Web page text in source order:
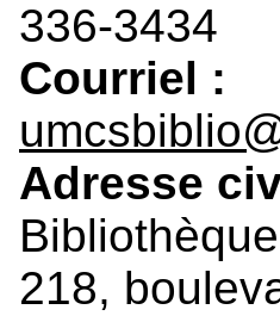
336-3434
Courriel :
Adresse
218,